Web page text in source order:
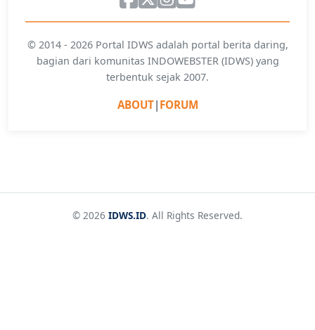
© 2014 - 2026 Portal IDWS adalah portal berita daring,
bagian dari komunitas INDOWEBSTER (IDWS) yang
terbentuk sejak 2007.
ABOUT| FORUM
© 2026 IDWS.ID. All Rights Reserved.